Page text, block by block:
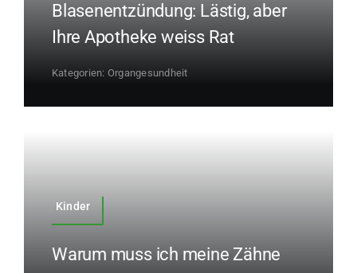
Blasenentzündung: Lästig, aber
Ihre Apotheke weiss Rat
Kategorien: Organgesundheit
Kinder
Warum muss ich meine Zähne